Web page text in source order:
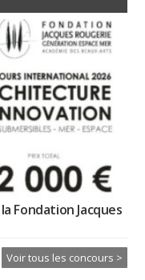
Fondation Jacques
Voir tous les concours >